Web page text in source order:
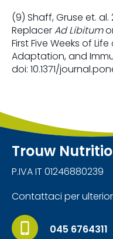
(9) Shaff, Gruse et. al.
ReplacerAd Libitum
First Five Weeks of
Adaptation, and
doi: 10.1371/
Trouw
P.IVA IT 01246880239
Contattaci per
045 6764311